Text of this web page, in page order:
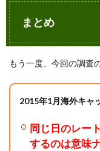
まとめ
もう一度、今回の調査
2015年1月海外キャ
同じ日のレー
するのは意味ナ